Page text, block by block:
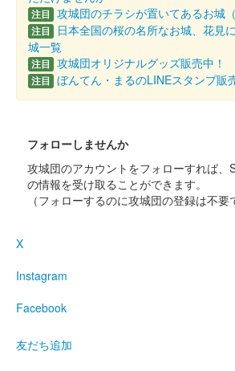
配布終了
100枚限定
厩橋城（前橋城） 御城
学校書道部直書き版
販売終了
2025年6月7、8日に開催された「群馬戦国
2025」の前橋市立前橋高等学校書道部のブ
厩橋城（前橋城） 御城印
信玄公
2025年6月7、８日に開催された「群馬戦国
注目 攻城団のチラシが置いてあるお城（
注目
日本全国の桜の名所なお城、花見
城一覧
注目 攻城団オリジナルグッズ販売中！
注目 ぼんてん・まるのLINEスタンプ販
フォローしませんか
攻城団のアカウントをフォローすれば、
の情報を受け取ることができます。
（フォローするのに攻城団の登録は不要
X
Instagram
Facebook
友だち追加